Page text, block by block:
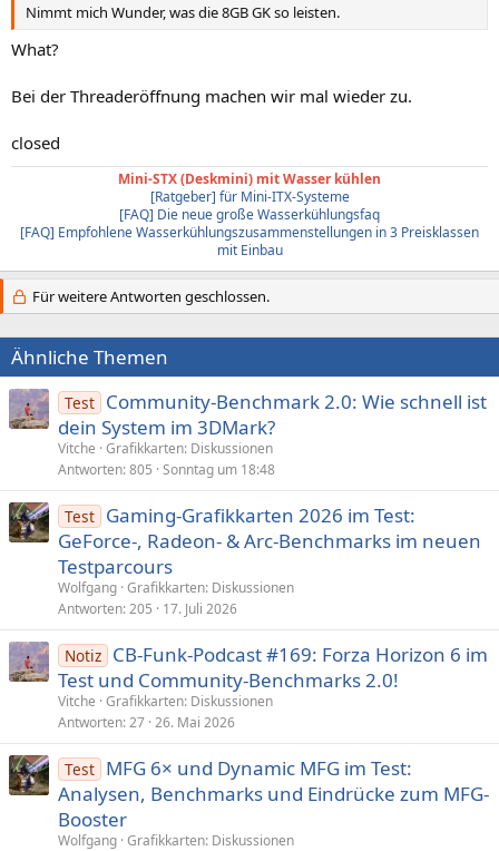
Nimmt mich Wunder, was die 8GB GK so leisten.
What?
Bei der Threaderöffnung machen wir mal wieder zu.
closed
Mini-STX (Deskmini) mit Wasser kühlen
[Ratgeber] für Mini-ITX-Systeme
[FAQ] Die neue große Wasserkühlungsfaq
[FAQ] Empfohlene Wasserkühlungszusammenstellungen in 3 Preisklassen
mit Einbau
Für weitere Antworten geschlossen.
Ähnliche Themen
Test Community-Benchmark 2.0: Wie schnell ist
dein System im 3DMark?
Vitche Grafikkarten: Diskussionen
Antworten 805 Sonntag um 18:48
Test Gaming-Grafikkarten 2026 im Test:
GeForce-, Radeon- & Arc-Benchmarks im neuen
Testparcours
Wolfgang Grafikkarten: Diskussionen
Antworten 205 17. Juli 2026
Notiz CB-Funk-Podcast #169: Forza Horizon 6 im
Test und Community-Benchmarks 2.0!
Vitche Grafikkarten: Diskussionen
Antworten 27 26. Mai 2026
Test MFG 6× und Dynamic MFG im Test:
Analysen, Benchmarks und Eindrücke zum MFG-
Booster
Wolfgang Grafikkarten: Diskussionen